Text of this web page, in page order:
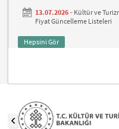
13.07.2026 - Kültür ve
Fiyat Güncelleme Listeleri
Hepsini Gör